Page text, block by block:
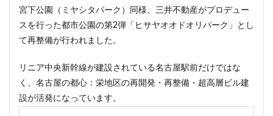
宮下公園（ミヤシタパーク）同様、三井不動産がプロデュー
スを行った都市公園の第2弾「ヒサヤオオドオリパーク」とし
て再整備が行われました。
リニア中央新幹線が建設されている名古屋駅前だけではな
く、名古屋の都心：栄地区の再開発・再整備・超高層ビル建
設が活発になっています。